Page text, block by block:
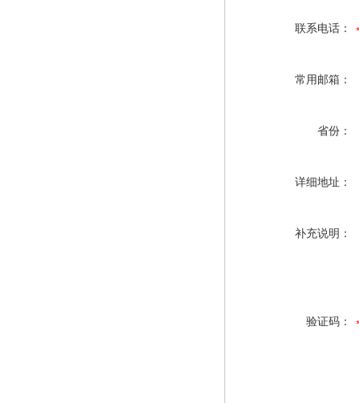
联系电话：
常用邮箱：
省份：
详细地址：
补充说明：
验证码：